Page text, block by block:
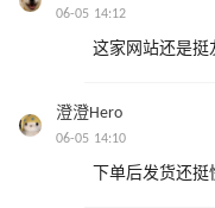
06-05 14:12
这家网站还是挺
澄澄Hero
06-05 14:10
下单后发货还挺